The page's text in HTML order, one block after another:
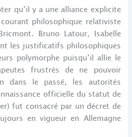
qu’il y a une alliance explicite
philosophique relativiste
Bruno Latour, Isabelle
les justificatifs philosophiques
polymorphe puisqu’il allie le
frustrés de ne pouvoir
dans le passé, les autorités
officielle du statut de
fut consacré par un décret de
en vigueur en Allemagne